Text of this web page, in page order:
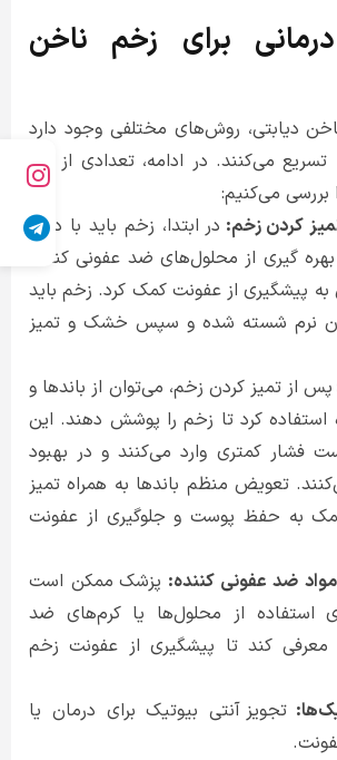
برای زخم ناخن
دیابتی، روش‌های مختلفی وجود دارد
می‌کنند. در ادامه، تعدادی از این
بررسی می‌کنیم:
کردن زخم: در ابتدا، زخم باید با دقت
گیری از محلول‌های ضد عفونی کننده
به پیشگیری از عفونت کمک کرد. زخم باید
نرم شسته شده و سپس خشک و تمیز
پس از تمیز کردن زخم، می‌توان از باندها و
استفاده کرد تا زخم را پوشش دهند. این
فشار کمتری وارد می‌کنند و در بهبود
تعویض منظم باندها به همراه تمیز
به حفظ پوست و جلوگیری از عفونت
مواد ضد عفونی کننده: پزشک ممکن است
استفاده از محلول‌ها یا کرم‌های ضد
معرفی کند تا پیشگیری از عفونت زخم
تجویز آنتی بیوتیک برای درمان یا